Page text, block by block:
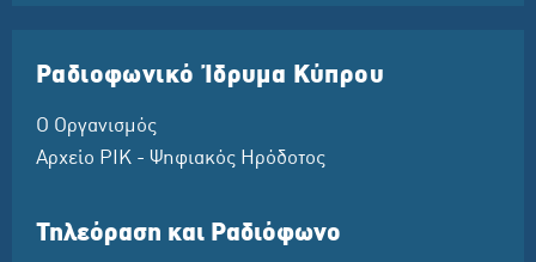
Ραδιοφωνικό Ίδρυμα Κύπρου
Ο Οργανισμός
Αρχείο ΡΙΚ - Ψηφιακός Ηρόδοτος
Τηλεόραση και Ραδιόφωνο